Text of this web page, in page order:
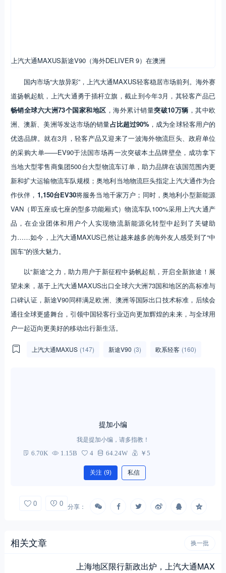
上汽大通MAXUS新途V90（海外DELIVER 9）在澳洲
国内市场“大放异彩”，上汽大通MAXUS轻客稳居市场前列。海外赛
道扬帆起航，上汽大通勇于插杆立旗，截止到今年3月，其轻客产品已
畅销全球六大洲73个国家和地区 ，海外累计销量突破10万辆 ，其中欧
洲、澳新、美洲等发达市场的销量占比超过90%，成为全球轻客用户的
优选品牌。就在3月，轻客产品又迎来了一波海外物流巨头、政府单位
的采购大单——EV90于法国市场再一次突破本土品牌壁垒，成功拿下
当地大型零售商集团500台大型物流车订单，助力品牌在该国范围内更
新和扩大运输物流车队规模；奥地利当地物流巨头指定上汽大通作为合
作伙伴， 1,150台EV30将服务当地千家万户；同时，奥地利小型新能源
VAN（即五座或七座的型多功能厢式）物流车队100%采用上汽大通产
品，在企业团体和用户个人实现物流新能源化转型中起到了关键助
力……如今，上汽大通MAXUS已然让越来越多的海外友人感受到了“中
国车”的强大魅力。
以“新途”之力，助力用户于新征程中扬帆起航，开启全新旅途！展
望未来，基于上汽大通MAXUS出口全球六大洲73国和地区的高标准与
口碑认证，新途V90同样满足欧洲、澳洲等国际出口技术标准，后续会
通往全球更盛舞台，引领中国轻客行业迈向更加辉煌的未来，与全球用
户一起迈向更美好的移动出行新生活。
上汽大通MAXUS (147) 新途V90 (3) 欧系轻客 (160)
提加小编
我是提加小编，请多指教！
6.70K 1.15B 4 64.24W ￥5
关注 (9) 私信
0 0 分享：
相关文章 换一批
上海地区限行新政出炉，上汽大通MAX